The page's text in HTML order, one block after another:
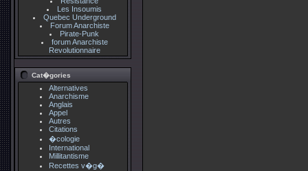
Les Insoumis
Quebec Underground
Forum Anarchiste
Pirate-Punk
forum Anarchiste
Revolutionnaire
Cat�gories
Alternatives
Anarchisme
Anglais
Appel
Autres
Citations
�cologie
International
Millitantisme
Recettes v�g�